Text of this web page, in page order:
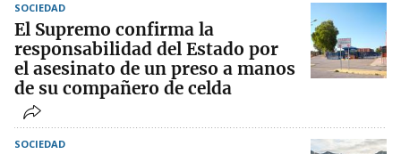
SOCIEDAD
El Supremo confirma la
responsabilidad del Estado por
el asesinato de un preso a manos
de su compañero de celda
SOCIEDAD